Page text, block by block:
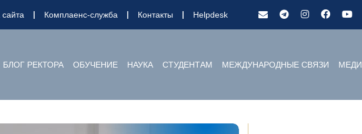
сайта Комплаенс-служба Контакты Helpdesk
БЛОГ РЕКТОРА ОБУЧЕНИЕ НАУКА СТУДЕНТАМ МЕЖДУНАРОДНЫЕ СВЯЗИ